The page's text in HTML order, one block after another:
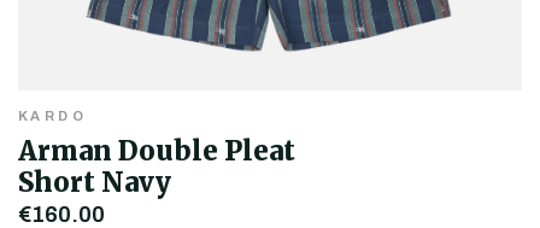
KARDO
Arman Double Pleat
Short Navy
€160,00